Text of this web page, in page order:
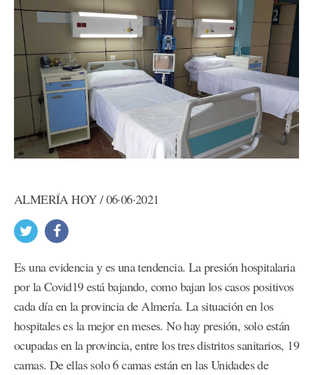
ALMERÍA HOY / 06·06·2021
Es una evidencia y es una tendencia. La presión hospitalaria
por la Covid19 está bajando, como bajan los casos positivos
cada día en la provincia de Almería. La situación en los
hospitales es la mejor en meses. No hay presión, solo están
ocupadas en la provincia, entre los tres distritos sanitarios, 19
camas. De ellas solo 6 camas están en las Unidades de